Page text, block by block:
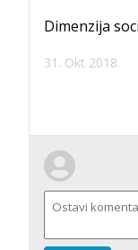
Dimenzija
31. Okt 2018.